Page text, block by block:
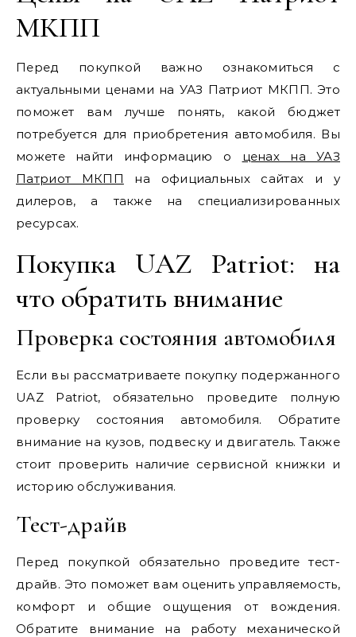
МКПП
Перед покупкой важно ознакомиться с
актуальными ценами на УАЗ Патриот МКПП. Это
поможет вам лучше понять, какой бюджет
потребуется для приобретения автомобиля. Вы
можете найти информацию о ценах на УАЗ
Патриот МКПП на официальных сайтах и у
дилеров, а также на специализированных
ресурсах.
Покупка UAZ Patriot: на
что обратить внимание
Проверка состояния автомобиля
Если вы рассматриваете покупку подержанного
UAZ Patriot, обязательно проведите полную
проверку состояния автомобиля. Обратите
внимание на кузов, подвеску и двигатель. Также
стоит проверить наличие сервисной книжки и
историю обслуживания.
Тест-драйв
Перед покупкой обязательно проведите тест-
драйв. Это поможет вам оценить управляемость,
комфорт и общие ощущения от вождения.
Обратите внимание на работу механической